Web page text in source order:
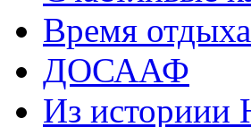
Время отдыха
ДОСААФ
Из историии